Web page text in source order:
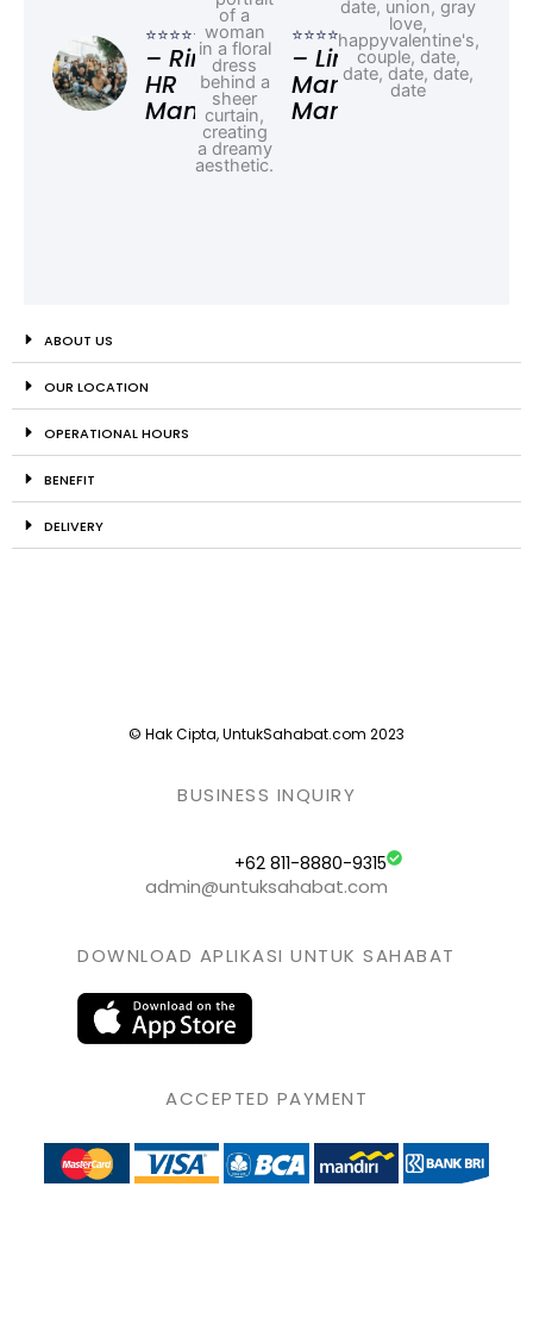
⭐⭐⭐⭐⭐
– Rina,
HR
Manager
⭐⭐⭐⭐⭐
– Linda,
Marketing
Manager
ABOUT US
OUR LOCATION
OPERATIONAL HOURS
BENEFIT
DELIVERY
© Hak Cipta, UntukSahabat.com 2023
BUSINESS INQUIRY
+62 811-8880-9315
admin@untuksahabat.com
DOWNLOAD APLIKASI UNTUK SAHABAT
ACCEPTED PAYMENT